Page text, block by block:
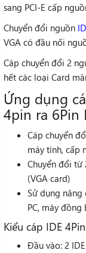
sang PCI-E cấp
Chuyển đổi nguồn
VGA có đầu nối
Cáp chuyển đổi 2
hết các loại Card
Ứng dụng
4pin ra 6Pin
Cáp chuyển
máy tính, cấp
Chuyển đổi từ
(VGA card)
Sử dụng nâng
PC, máy đồng
Kiểu cáp IDE
Đầu vào: 2